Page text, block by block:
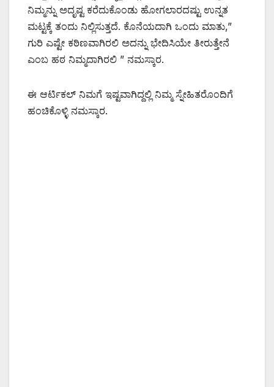
ನಿಮ್ಮನ್ನು ಅದೃಷ್ಟ ಕರೆದುಕೊಂಡು ಹೋಗಲಾರದಷ್ಟು ಉನ್ನತ
ಮಟ್ಟಕ್ಕೆ ತಂದು ನಿಲ್ಲಿಸುತ್ತದೆ. ಕೊನೆಯದಾಗಿ ಒಂದು ಮಾತು,”
ಗುರಿ ಎಷ್ಟೇ ಕಠಿಣವಾಗಿರಲಿ ಅದನ್ನು ಭೇದಿಸಿಯೇ ತೀರುತ್ತೇನೆ
ಎಂಬ ಹಠ ನಿಮ್ಮದಾಗಿರಲಿ ” ನಮಸ್ಕಾರ.
ಈ ಆರ್ಟಿಕಲ್ ನಿಮಗೆ ಇಷ್ಟವಾಗಿದ್ದಲ್ಲಿ ನಿಮ್ಮ ಸ್ನೇಹಿತರೊಂದಿಗೆ
ಹಂಚಿಕೊಳ್ಳಿ ನಮಸ್ಕಾರ.